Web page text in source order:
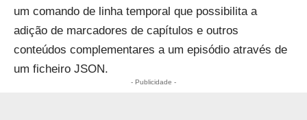
um comando de linha temporal que possibilita a
adição de marcadores de capítulos e outros
conteúdos complementares a um episódio através de
um ficheiro JSON.
- Publicidade -